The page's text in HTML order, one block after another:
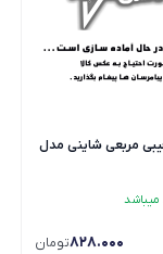
مربعی شاینی مدل
828.000تومان